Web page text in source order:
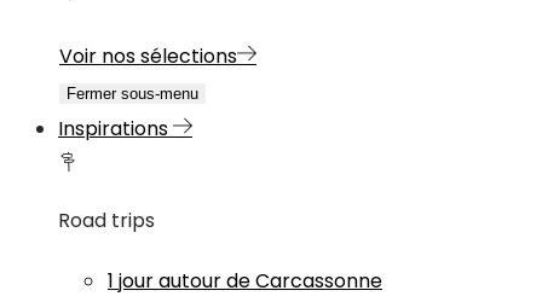
Voir nos sélections
Fermer sous-menu
Inspirations
Road trips
1 jour autour de Carcassonne